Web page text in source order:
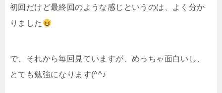
初回だけど最終回のような感じというのは、よく分か
りました
で、それから毎回見ていますが、めっちゃ面白いし、
とても勉強になります(^^♪